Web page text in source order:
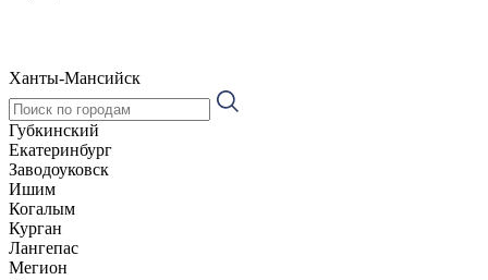
Ханты-Мансийск
Губкинский
Екатеринбург
Заводоуковск
Ишим
Когалым
Курган
Лангепас
Мегион